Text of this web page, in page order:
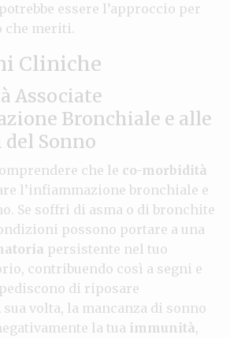
essere l’approccio per
che meriti.
Cliniche
Associate
Bronchiale e alle
Sonno
che le co-morbidità
l’infiammazione bronchiale e
Se soffri di asma o di bronchite
possono portare a una
persistente nel tuo
contribuendo così a segni e
di riposare
sua volta, la mancanza di sonno
la tua immunità,